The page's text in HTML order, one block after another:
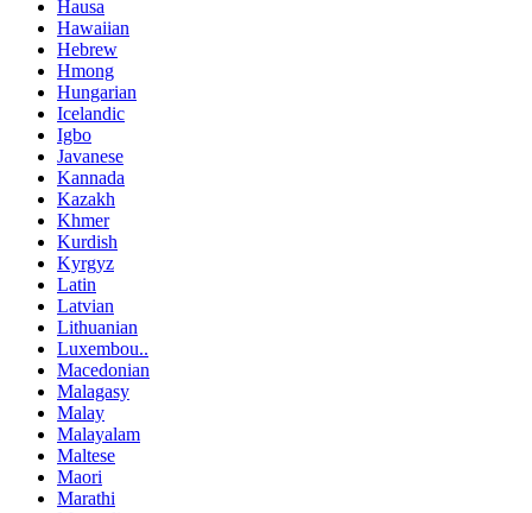
Hausa
Hawaiian
Hebrew
Hmong
Hungarian
Icelandic
Igbo
Javanese
Kannada
Kazakh
Khmer
Kurdish
Kyrgyz
Latin
Latvian
Lithuanian
Luxembou..
Macedonian
Malagasy
Malay
Malayalam
Maltese
Maori
Marathi